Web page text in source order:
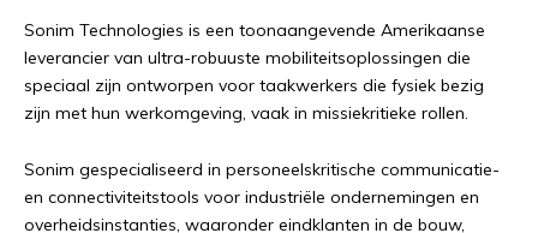
Sonim Technologies is een toonaangevende Amerikaanse
leverancier van ultra-robuuste mobiliteitsoplossingen die
speciaal zijn ontworpen voor taakwerkers die fysiek bezig
zijn met hun werkomgeving, vaak in missiekritieke rollen.
Sonim gespecialiseerd in personeelskritische communicatie-
en connectiviteitstools voor industriële ondernemingen en
overheidsinstanties, waaronder eindklanten in de bouw,